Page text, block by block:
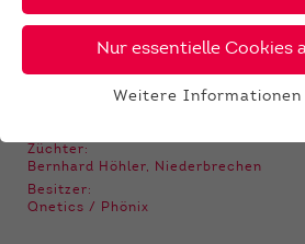
Züchter:
Bernhard Höhler, Niederbrechen
Besitzer:
Qnetics / Phönix
Nur essentielle Cookies
Funktionen der Webseite
gewährleistet, dass die Webseite
funktioniert.
Weitere Informationen